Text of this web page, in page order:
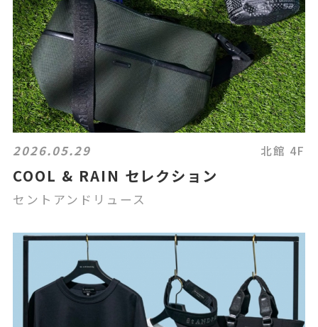
2026.05.29 北館 4F
COOL & RAIN セレクション
セントアンドリュース